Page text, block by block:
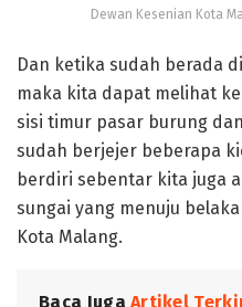
Dewan Kesenian Kota
Dan ketika sudah berada
maka kita dapat melihat
sisi timur pasar burung
sudah berjejer beberapa
berdiri sebentar kita juga
sungai yang menuju
Kota Malang.
Baca Juga Artikel